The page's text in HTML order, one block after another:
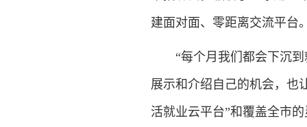
建面对面、零距离交流平台
“每个月我们都会下沉
展示和介绍自己的机会，也
活就业云平台”和覆盖全市